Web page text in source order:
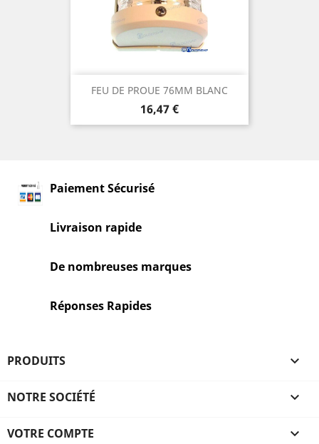
FEU DE PROUE 76MM BLANC
Prix
16,47 €
Paiement Sécurisé
Livraison rapide
De nombreuses marques
Réponses Rapides
PRODUITS 
NOTRE SOCIÉTÉ 
VOTRE COMPTE 